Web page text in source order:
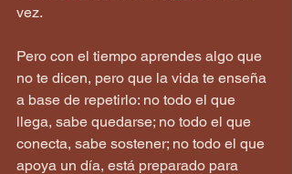
vez.
Pero con el tiempo aprendes algo que
no te dicen, pero que la vida te enseña
a base de repetirlo: no todo el que
llega, sabe quedarse; no todo el que
conecta, sabe sostener; no todo el que
apoya un día, está preparado para